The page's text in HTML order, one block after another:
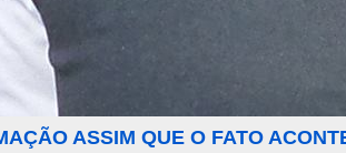
ASSIM QUE O FATO